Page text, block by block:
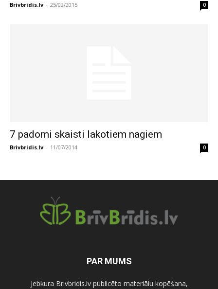
Brivbridis.lv - 25/02/2015 0
7 padomi skaisti lakotiem nagiem
Brivbridis.lv - 11/07/2014 0
PAR MUMS
Jebkura Brivbridis.lv publicēto materiālu kopēšana,